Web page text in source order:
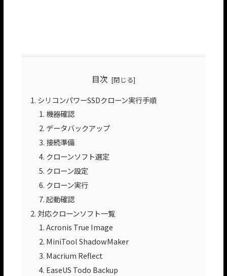
目次
シリコンパワーSSDクローン実行手順
機器確認
データバックアップ
接続準備
クローンソフト選定
クローン設定
クローン実行
起動確認
対応クローンソフト一覧
Acronis True Image
MiniTool ShadowMaker
Macrium Reflect
EaseUS Todo Backup